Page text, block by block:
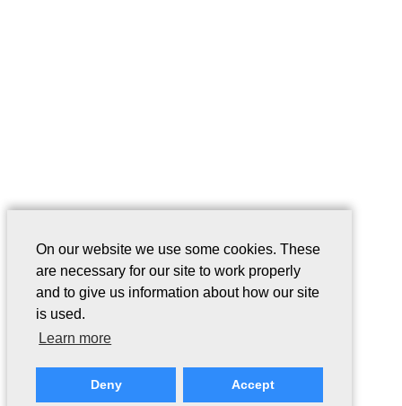
On our website we use some cookies. These
are necessary for our site to work properly
and to give us information about how our site
is used.
Learn more
Deny Accept